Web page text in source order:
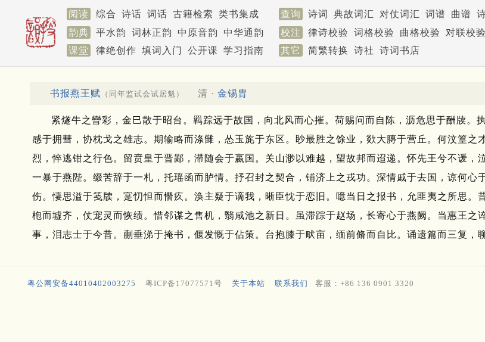
阅读 综合 诗话 词话 古籍检索 类书集成 查询 诗词 典故词汇 对仗词汇 词谱 曲谱
韵典
平水韵 词林正韵 中原音韵 中华通韵 校注 律诗校验 词格校验 曲格校验 对联校验
课堂
律绝创作 填词入门 公开课 学习指南 其它 简繁转换 诗社 诗词书店
书报燕王赋 （同年监试会试居魁） 清 · 金锡胄
紧燧牛之矕彩，金巳散于昭台。 羁踪远于故国，向北风而心摧。 荷赐问而自陈，沥危思于酬牍。
感于拥彗，协枕戈之雄志。 期输略而涤雠，怂玉旄于东区。 眇最胜之馀业，欻大膞于营丘。 何汶篁之
烈，悴逃钳之行色。 留贲皇于晋鄙，滞随会于嬴国。 关山渺以难越，望故邦而迢递。怀先王兮不谖，
一暴于燕陛。 缀苦辞于一札，托瑶函而胪情。 抒召封之契合，铺济上之戎功。 深情戚于去国，谅何心
伤。悽思溢于笺牍，寔忉怛而憯疚。 涣主疑于谪我，晰臣忱于恋旧。 噫当日之报书，允匪夷之所思。
枹而墟齐，仗宠灵而恢绩。惜邻谋之售机，翳咸池之新日。 虽滞踪于赵场，长寄心于燕阙。 当惠王之
事，泪志士于今昔。 蒯垂涕于掩书，偃发慨于佔策。 台抱膝于畎亩，缅前脩而自比。 诵遗篇而三复，
粤公网安备44010402003275 粤ICP备17077571号 关于本站 联系我们 客服：+86 136 0901 3320